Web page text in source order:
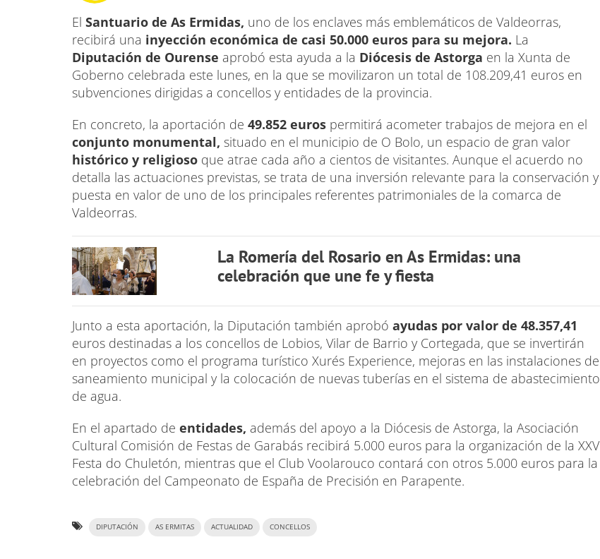
El Santuario de As Ermidas, uno de los enclaves más emblemáticos de Valdeorras,
recibirá una inyección económica de casi 50.000 euros para su mejora. La
Diputación de Ourense aprobó esta ayuda a la Diócesis de Astorga en la Xunta de
Goberno celebrada este lunes, en la que se movilizaron un total de 108.209,41 euros en
subvenciones dirigidas a concellos y entidades de la provincia.
En concreto, la aportación de 49.852 euros permitirá acometer trabajos de mejora en el
conjunto monumental, situado en el municipio de O Bolo, un espacio de gran valor
histórico y religioso que atrae cada año a cientos de visitantes. Aunque el acuerdo no
detalla las actuaciones previstas, se trata de una inversión relevante para la conservación y
puesta en valor de uno de los principales referentes patrimoniales de la comarca de
Valdeorras.
La Romería del Rosario en As Ermidas: una
celebración que une fe y fiesta
Junto a esta aportación, la Diputación también aprobó ayudas por valor de 48.357,41
euros destinadas a los concellos de Lobios, Vilar de Barrio y Cortegada, que se invertirán
en proyectos como el programa turístico Xurés Experience, mejoras en las instalaciones de
saneamiento municipal y la colocación de nuevas tuberías en el sistema de abastecimiento
de agua.
En el apartado de entidades, además del apoyo a la Diócesis de Astorga, la Asociación
Cultural Comisión de Festas de Garabás recibirá 5.000 euros para la organización de la XXV
Festa do Chuletón, mientras que el Club Voolarouco contará con otros 5.000 euros para la
celebración del Campeonato de España de Precisión en Parapente.
DIPUTACIÓN AS ERMITAS ACTUALIDAD CONCELLOS